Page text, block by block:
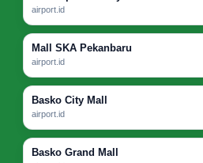
airport.id
Mall SKA Pekanbaru
airport.id
Basko City Mall
airport.id
Basko Grand Mall